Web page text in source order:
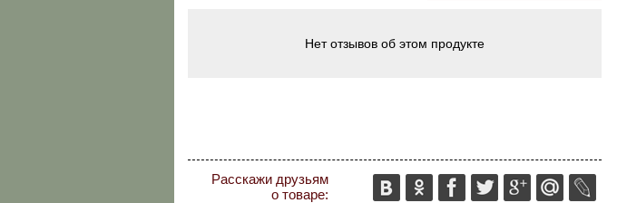
Нет отзывов об этом продукте
Расскажи друзьям
о товаре: